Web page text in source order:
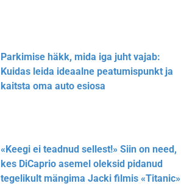
Parkimise häkk, mida iga juht vajab:
Kuidas leida ideaalne peatumispunkt ja
kaitsta oma auto esiosa
«Keegi ei teadnud sellest!» Siin on need,
kes DiCaprio asemel oleksid pidanud
tegelikult mängima Jacki filmis «Titanic»